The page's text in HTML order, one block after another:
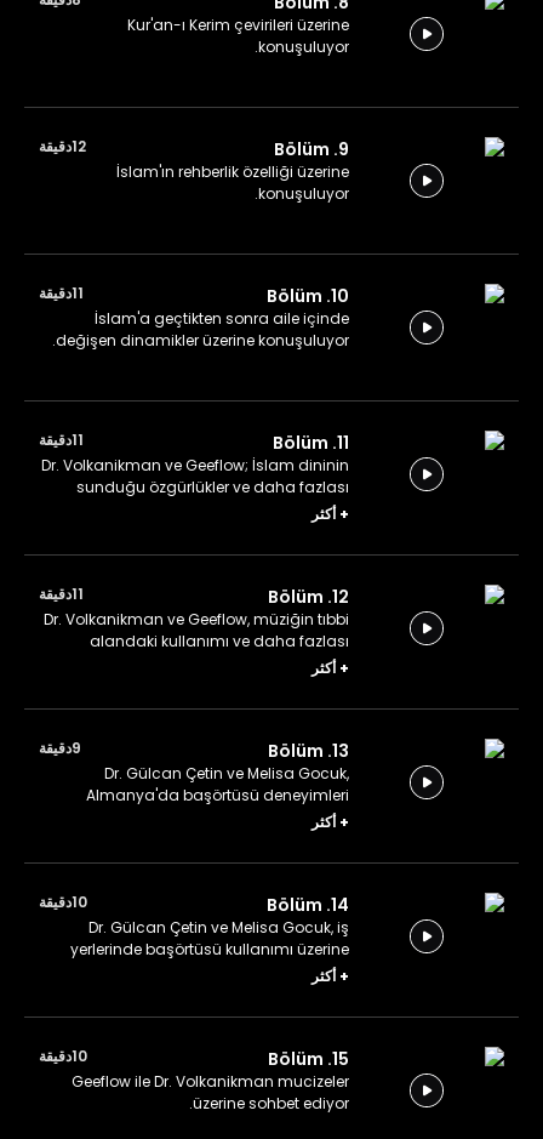
Kur'an-ı Kerim çevirileri üzerine
konuşuluyor.
9. Bölüm
12دقيقة
İslam'ın rehberlik özelliği üzerine
konuşuluyor.
10. Bölüm
11دقيقة
İslam'a geçtikten sonra aile içinde
değişen dinamikler üzerine konuşuluyor.
11. Bölüm
11دقيقة
Dr. Volkanikman ve Geeflow; İslam dininin
sunduğu özgürlükler ve daha fazlası
üzerine sade bir sohbet gerçekleştiriyor.
+أكثر
12. Bölüm
11دقيقة
Dr. Volkanikman ve Geeflow, müziğin tıbbi
alandaki kullanımı ve daha fazlası
üzerine konuşuyor.
+أكثر
13. Bölüm
9دقيقة
Dr. Gülcan Çetin ve Melisa Gocuk,
Almanya'da başörtüsü deneyimleri
üzerine konuşuyorlar.
+أكثر
14. Bölüm
10دقيقة
Dr. Gülcan Çetin ve Melisa Gocuk, iş
yerlerinde başörtüsü kullanımı üzerine
konuşuyorlar.
+أكثر
15. Bölüm
10دقيقة
Geeflow ile Dr. Volkanikman mucizeler
üzerine sohbet ediyor.